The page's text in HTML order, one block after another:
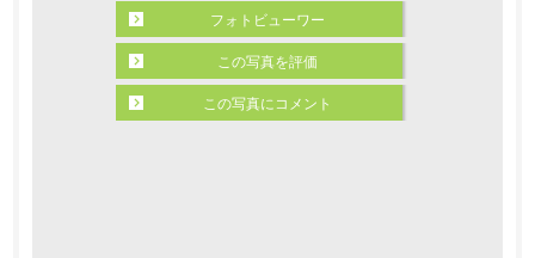
フォトビューワー
この写真を評価
この写真にコメント